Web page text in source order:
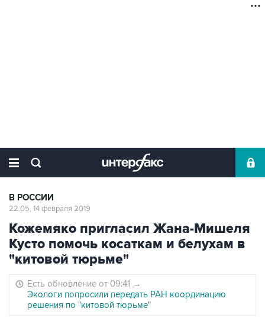
В РОССИИ
22:05, 14 февраля 2019
Кожемяко пригласил Жана-Мишеля
Кусто помочь косаткам и белухам в
"китовой тюрьме"
Есть обновление от 09:41 →
Экологи попросили передать РАН координацию
решения по "китовой тюрьме"